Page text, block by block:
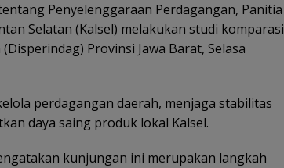
Penyelenggaraan Perdagangan, Panitia
Selatan (Kalsel) melakukan studi komparasi
Provinsi Jawa Barat, Selasa
perdagangan daerah, menjaga stabilitas
daya saing produk lokal Kalsel.
kunjungan ini merupakan langkah